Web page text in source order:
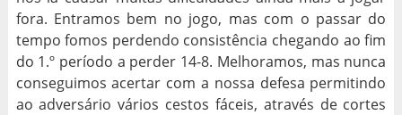
fora. Entramos bem no jogo, mas com o passar do
tempo fomos perdendo consistência chegando ao fim
do 1.º período a perder 14-8. Melhoramos, mas nunca
conseguimos acertar com a nossa defesa permitindo
ao adversário vários cestos fáceis, através de cortes